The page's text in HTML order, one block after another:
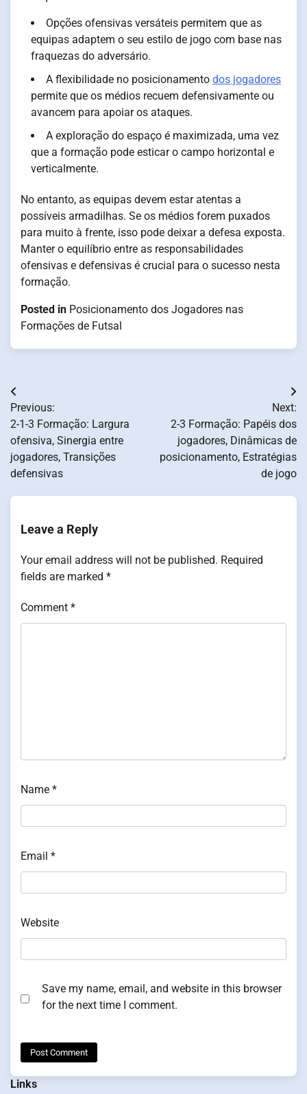
Opções ofensivas versáteis permitem que as
equipas adaptem o seu estilo de jogo com base nas
fraquezas do adversário.
A flexibilidade no posicionamento dos jogadores
permite que os médios recuem defensivamente ou
avancem para apoiar os ataques.
A exploração do espaço é maximizada, uma vez
que a formação pode esticar o campo horizontal e
verticalmente.
No entanto, as equipas devem estar atentas a
possíveis armadilhas. Se os médios forem puxados
para muito à frente, isso pode deixar a defesa exposta.
Manter o equilíbrio entre as responsabilidades
ofensivas e defensivas é crucial para o sucesso nesta
formação.
Posted in Posicionamento dos Jogadores nas
Formaçōes de Futsal
Post
navigation
Previous:
2-1-3 Formação: Largura
ofensiva, Sinergia entre
jogadores, Transições
defensivas
Next:
2-3 Formação: Papéis dos
jogadores, Dinâmicas de
posicionamento, Estratégias
de jogo
Leave a Reply
Your email address will not be published. Required
fields are marked *
Comment *
Name *
Email *
Website
Save my name, email, and website in this browser
for the next time I comment.
Links